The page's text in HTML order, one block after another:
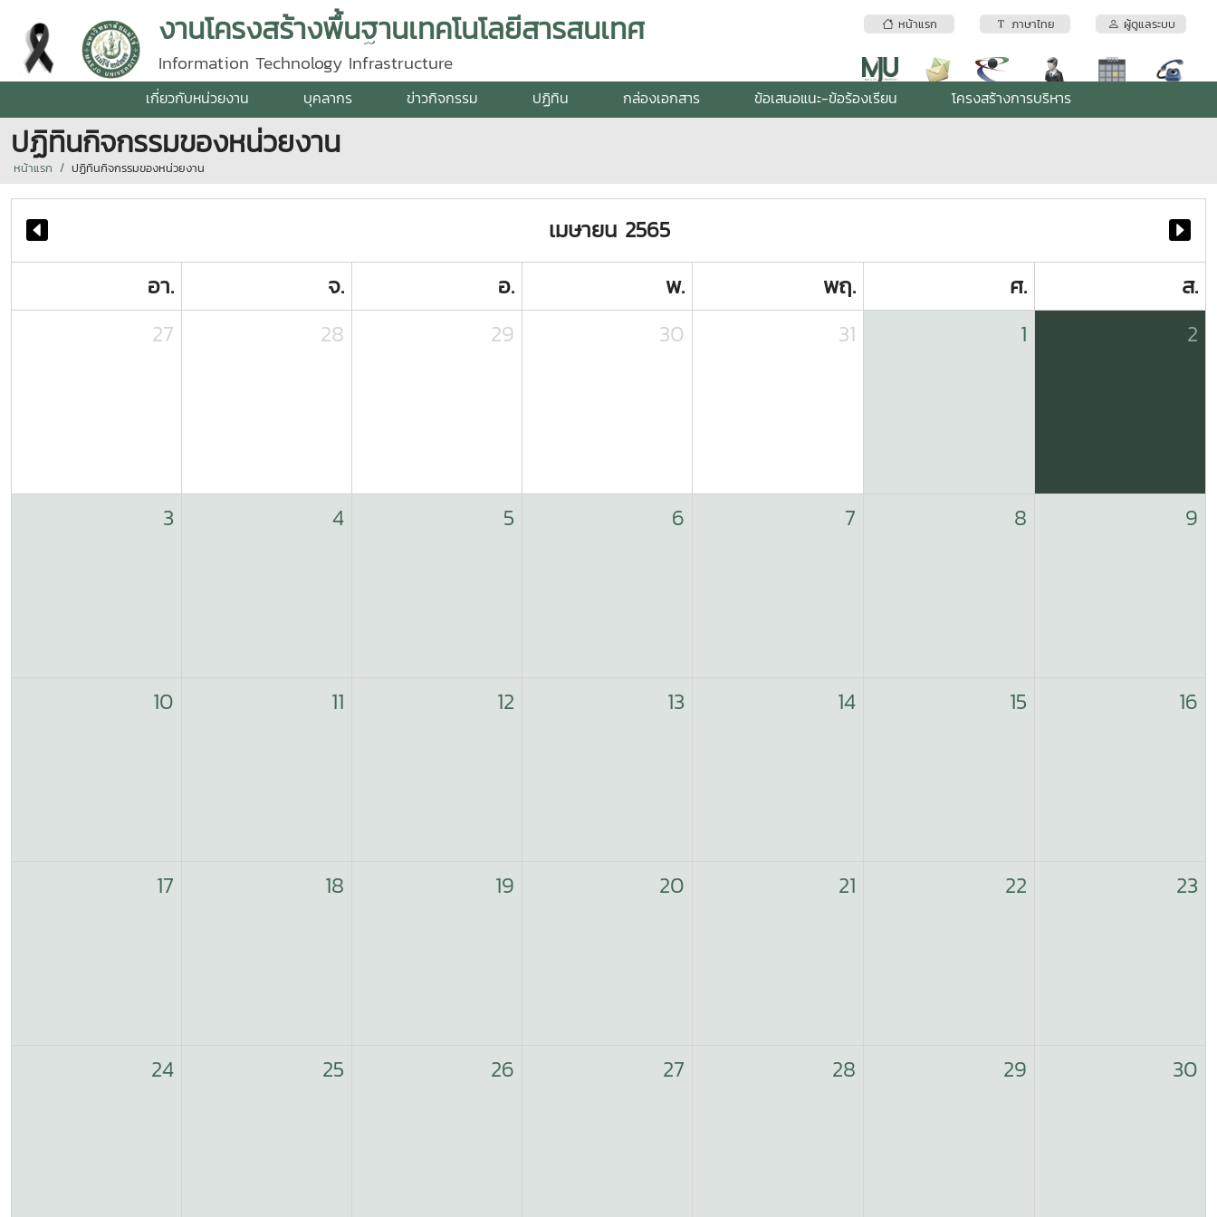
หน้าแรก ภาษาไทย ผู้ดูแลระบบ
งานโครงสร้างพื้นฐานเทคโนโลยีสารสนเทศ
Information Technology Infrastructure
เกี่ยวกับหน่วยงาน บุคลากร ข่าวกิจกรรม ปฏิทิน กล่องเอกสาร ข้อเสนอแนะ-ข้อร้องเรียน โครงสร้างการบริหาร
ปฏิทินกิจกรรมของหน่วยงาน
หน้าแรก ปฏิทินกิจกรรมของหน่วยงาน
เมษายน 2565
อา.
จ. อ. พ. พฤ. ศ.
ส.
27
28 29 30 31 1 2
3 4 5 6 7 8 9
10 11 12 13 14 15 16
17 18 19 20 21 22 23
24 25 26 27 28 29 30